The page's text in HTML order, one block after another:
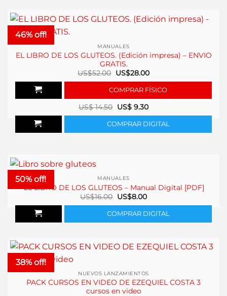
46% off!
MANUALES
EL LIBRO DE LOS GLUTEOS. (Edición impresa) – ENVIO
GRATIS.
US$52.00 El
precio
original
era:
US$52.00.
US$28.00El
actual
es:
US$28.00.
COMPRAR FÍSICO
US$14.50 US$ 9.30
COMPRAR DIGITAL
50% off! MANUALES
EL LIBRO DE LOS GLUTEOS – Manual Digital [PDF]
US$16.00 El
precio
era:
US$16.00.
US$8.00El
actual
es:
US$8.00.
COMPRAR DIGITAL
38% off!
NUEVOS LANZAMIENTOS
PACK CURSOS EN VIDEO DE EZEQUIEL COSTA 3
cursos en video